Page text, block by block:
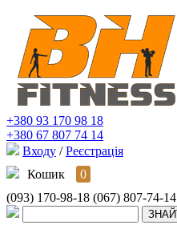
+380 93 170 98 18
+380 67 807 74 14
Входу / Реєстрація
Кошик
0
(093) 170-98-18 (067) 807-74-14